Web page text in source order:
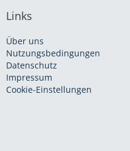
Links
Über uns
Nutzungsbedingungen
Datenschutz
Impressum
Cookie-Einstellungen